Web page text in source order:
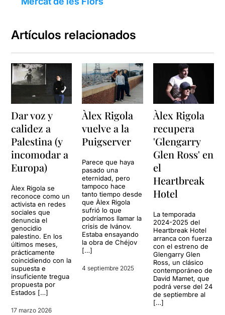
Artículos relacionados
Dar voz y
calidez a
Palestina (y
incomodar a
Europa)
Àlex Rigola se
reconoce como un
activista en redes
sociales que
denuncia el
genocidio
palestino. En los
últimos meses,
prácticamente
coincidiendo con la
supuesta e
insuficiente tregua
propuesta por
Estados […]
17 marzo 2026
Àlex Rigola
vuelve a la
Puigserver
Parece que haya
pasado una
eternidad, pero
tampoco hace
tanto tiempo desde
que Àlex Rigola
sufrió lo que
podríamos llamar la
crisis de Ivánov.
Estaba ensayando
la obra de Chéjov
[…]
4 septiembre 2025
Àlex Rigola
recupera
'Glengarry
Glen Ross' en
el
Heartbreak
Hotel
La temporada
2024-2025 del
Heartbreak Hotel
arranca con fuerza
con el estreno de
Glengarry Glen
Ross, un clásico
contemporáneo de
David Mamet, que
podrá verse del 24
de septiembre al
[…]